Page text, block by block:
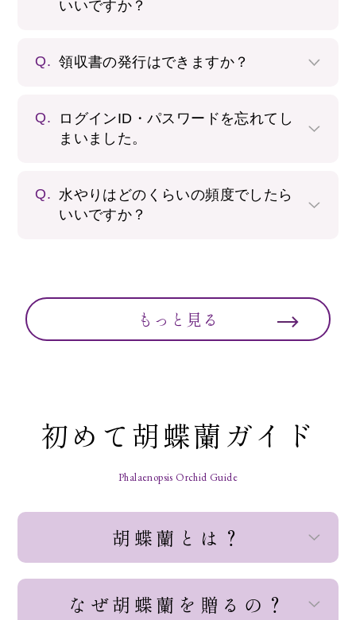
いいですか？
Q. 領収書の発行はできますか？
Q.
ログインID・パスワードを忘れてし
まいました。
Q. 水やりはどのくらいの頻度でしたら
いいですか？
もっと見る
初めて胡蝶蘭ガイド
Phalaenopsis Orchid Guide
胡蝶蘭とは？
なぜ胡蝶蘭を贈るの？